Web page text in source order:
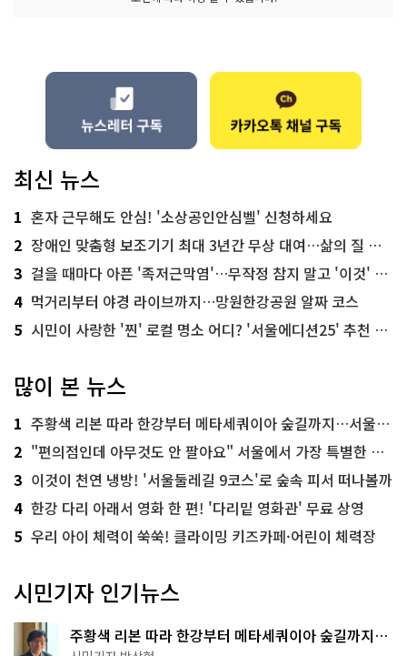
최신 뉴스
1 혼자 근무해도 안심! '소상공인안심벨' 신청하세요
2 장애인 맞춤형 보조기기 최대 3년간 무상 대여…삶의 질 높인다
3 걸을 때마다 아픈 '족저근막염'…무작정 참지 말고 '이것' 해보세요!
4 먹거리부터 야경 라이브까지…망원한강공원 알짜 코스
5 시민이 사랑한 '찐' 로컬 명소 어디? '서울에디션25' 추천 코스
많이 본 뉴스
1 주황색 리본 따라 한강부터 메타세쿼이아 숲길까지…서울둘레길 15코스
2 "편의점인데 아무것도 안 팔아요" 서울에서 가장 특별한 편의점의 정체
3 이것이 천연 냉방! '서울둘레길 9코스'로 숲속 피서 떠나볼까
4 한강 다리 아래서 영화 한 편! '다리밑 영화관' 무료 상영
5 우리 아이 체력이 쑥쑥! 클라이밍 키즈카페·어린이 체력장
시민기자 인기뉴스
주황색 리본 따라 한강부터 메타세쿼이아 숲길까지…